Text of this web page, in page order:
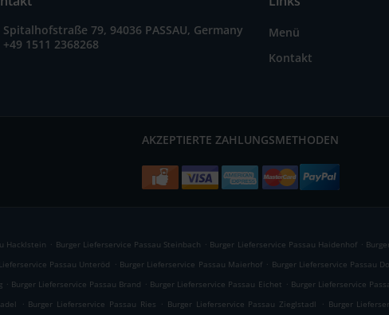
Spitalhofstraße 79, 94036 PASSAU, Germany
+49 1511 2368268
Menü
Kontakt
AKZEPTIERTE ZAHLUNGSMETHODEN
Hacklstein . Burger Lieferservice Passau Steinbach . Burger Lieferservice Passau Haidenhof .
Passau Unteröd . Burger Lieferservice Passau Maierhof . Burger Lieferservice Passau
. Burger Lieferservice Passau Brand . Burger Lieferservice Passau Eichet . Burger Lieferservice
. Burger Lieferservice Passau Ries . Burger Lieferservice Passau Zieglstadl . Burger